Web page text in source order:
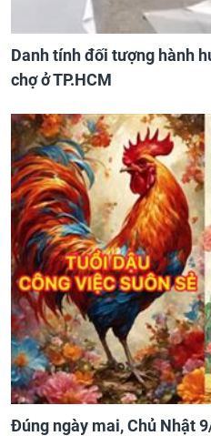
Danh tính đối tượng hành
chợ ở TP.HCM
Đúng ngày mai, Chủ Nhật